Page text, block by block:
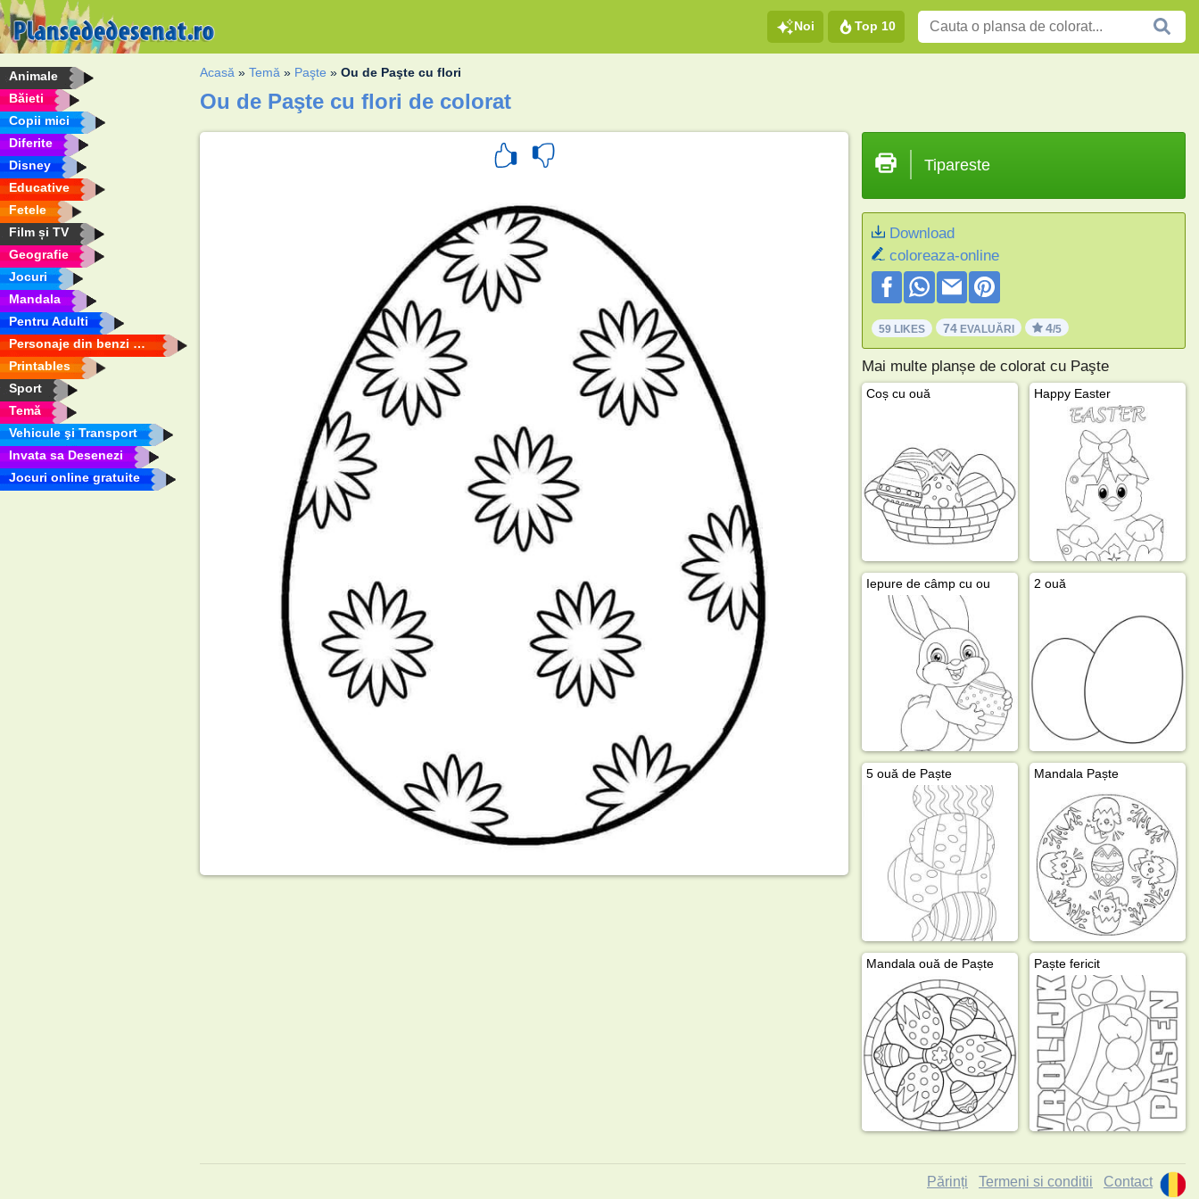
Noi Top 10
Animale
Băieti
Copii mici
Diferite
Disney
Educative
Fetele
Film și TV
Geografie
Jocuri
Mandala
Pentru Adulti
Personaje din benzi desenate
Printables
Sport
Temă
Vehicule şi Transport
Invata sa Desenezi
Jocuri online gratuite
Acasă »Temă » Paşte »Ou de Paşte cu flori
Ou de Paşte cu flori de colorat
Tipareste
Download
coloreaza-online
59 LIKES 74EVALUĂRI 4/5
Mai multe planșe de colorat cu Paşte
Coș cu ouă Happy Easter
Iepure de câmp cu ou 2 ouă
5 ouă de Paște Mandala Paște
Mandala ouă de Paște Paște fericit
Părinți Termeni si conditii Contact